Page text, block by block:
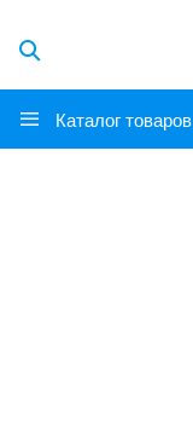
Каталог товаров